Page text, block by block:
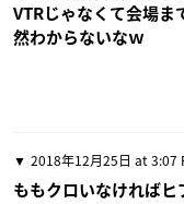
VTRじゃなくて会場ま
然わからないなｗ
2018年12月25日 at 3:07
ももクロいなければ